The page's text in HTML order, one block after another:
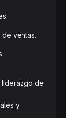
de ventas.
liderazgo de
y